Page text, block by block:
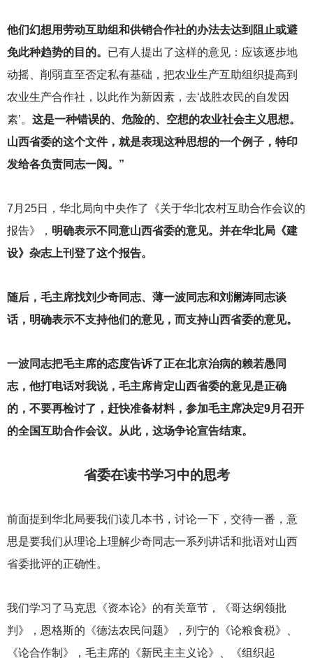
他们幻想用劳动互助组和供销合作社的办法去达到阻止或避
免此种趋势的目的。 已有人提出了这样的意见：应该逐步地
动摇、削弱直至否定私有基础，把农业生产互助组织提高到
农业生产合作社，以此作为新因素，去‘战胜农民的自发因
素’。 这是一种错误的、危险的、空想的农业社会主义思想。
山西省委的这个文件，就是表现这种思想的一个例子，特印
发给各负责同志一阅。”
7 月25日，华北局向中央作了《关于华北农村互助合作会议的
报告》， 明确表示不同意山西省委的意见。并在华北局《建
设》杂志上刊登了这个报告。
随后，毛主席找刘少奇同志、薄一波同志和刘澜涛同志谈
话，明确表示不支持他们的意见，而支持山西省委的意见。
一波同志把毛主席的态度告诉了正在北京治病的赖若愚同
志，他打电话对我说，毛主席肯定山西省委的意见是正确
的，不要再检讨了，赶快准备材料，参加毛主席决定9月召开
的全国互助合作会议。从此，这场争论宣告结束。
省委在读书学习中的思考
前面提到华北局要我们读几本书，讨论一下，交待一番，意
思是要我们从理论上理解少奇同志一系列讲话和批语对山西
省委批评的正确性。
我们学习了马克思《资本论》的有关章节，《哥达纲领批
判》，恩格斯的《德法农民问题》，列宁的《论粮食税》、
《论合作制》，毛主席的《新民主主义论》、《组织起